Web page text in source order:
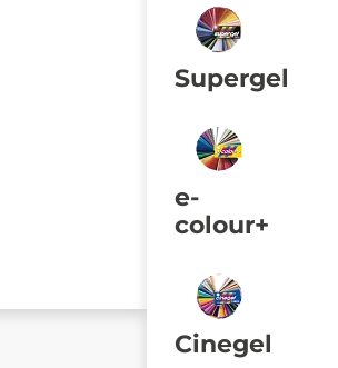
Supergel
e-
colour+
Cinegel